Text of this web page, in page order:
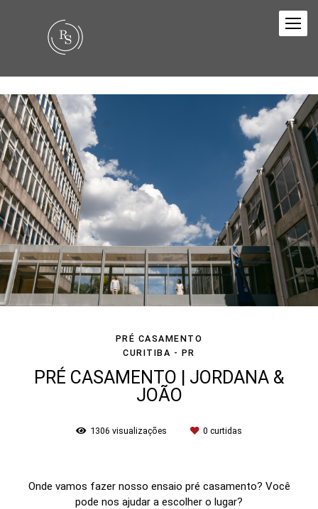
PRÉ CASAMENTO
CURITIBA - PR
PRÉ CASAMENTO | JORDANA &
JOÃO
1306 visualizações 0 curtidas
Onde vamos fazer nosso ensaio pré casamento? Você
pode nos ajudar a escolher o lugar?